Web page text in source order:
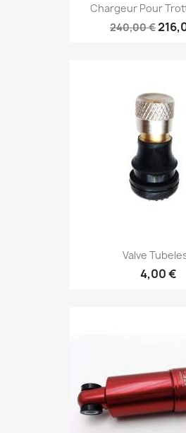
Chargeur Pour
240,00 €
Valve
4,00 €